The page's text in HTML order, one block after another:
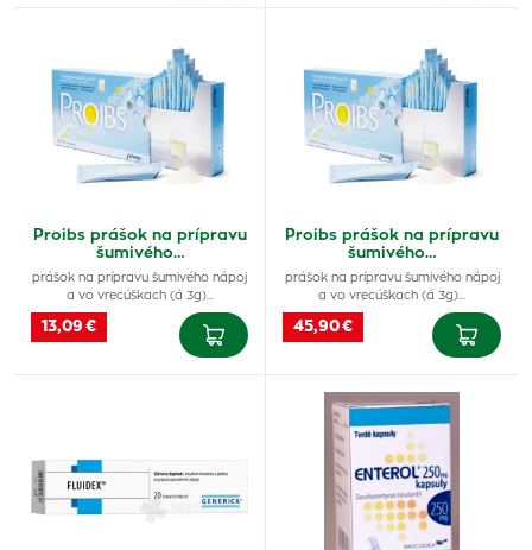
Proibs prášok na prípravu
šumivého…
prášok na prípravu šumivého nápoj
a vo vrecúškach (á 3g)…
13,09 €
Proibs prášok na prípravu
šumivého…
prášok na prípravu šumivého nápoj
a vo vrecúškach (á 3g)…
45,90 €